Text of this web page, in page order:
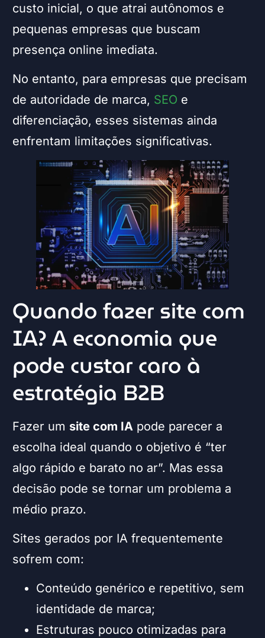
custo inicial, o que atrai autônomos e
pequenas empresas que buscam
presença online imediata.
No entanto, para empresas que precisam
de autoridade de marca, SEO e
diferenciação, esses sistemas ainda
enfrentam limitações significativas.
Quando fazer site com
IA? A economia que
pode custar caro à
estratégia B2B
Fazer um site com IA pode parecer a
escolha ideal quando o objetivo é “ter
algo rápido e barato no ar”. Mas essa
decisão pode se tornar um problema a
médio prazo.
Sites gerados por IA frequentemente
sofrem com:
Conteúdo genérico e repetitivo, sem
identidade de marca;
Estruturas pouco otimizadas para